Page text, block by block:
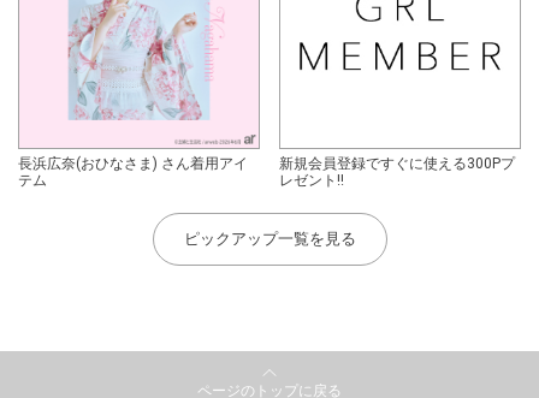
長浜広奈(おひなさま) さん着用アイ
テム
新規会員登録ですぐに使える300Pプ
レゼント!!
ピックアップ一覧を見る
ページのトップに戻る